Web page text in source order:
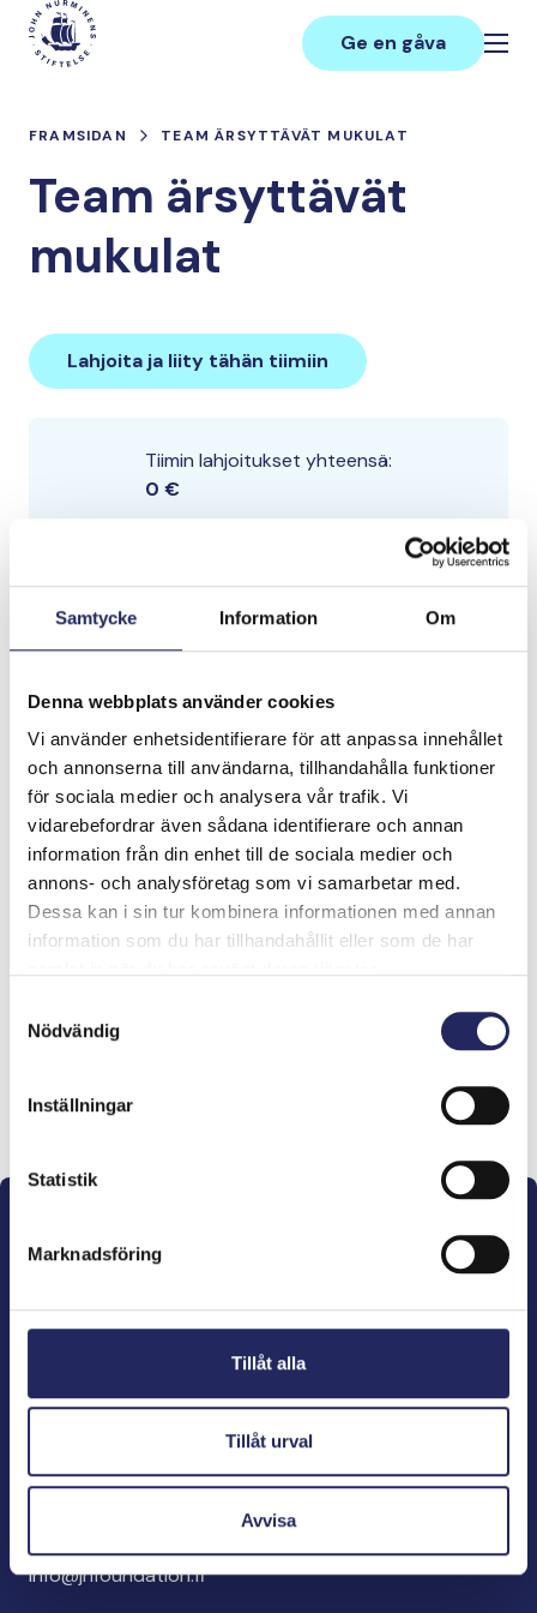
Samtycke Information Om
Denna webbplats använder cookies
Vi använder enhetsidentifierare för att anpassa innehållet
och annonserna till användarna, tillhandahålla funktioner
för sociala medier och analysera vår trafik. Vi
vidarebefordrar även sådana identifierare och annan
information från din enhet till de sociala medier och
annons- och analysföretag som vi samarbetar med.
Dessa kan i sin tur kombinera informationen med annan
information som du har tillhandahållit eller som de har
Nödvändig
Inställningar
Statistik
Marknadsföring
Tillåt alla
Tillåt urval
Avvisa
Hoppa
innehåll
Main
Ge en gåva
FRAMSIDAN TEAM ÄRSYTTÄVÄT MUKULAT
Team ärsyttävät
mukulat
Lahjoita ja liity tähän tiimiin
Tiimin lahjoitukset yhteensä:
0 €
Tiimille tehdyt
Lahjoita ja liity tähän tiimiin
förespråkare för havets betydelse, den marina
kulturens väktare och utgivare av marin litteratur.
John Nurminens Stiftelse
00240 Helsingfors
info@jnfoundation.fi